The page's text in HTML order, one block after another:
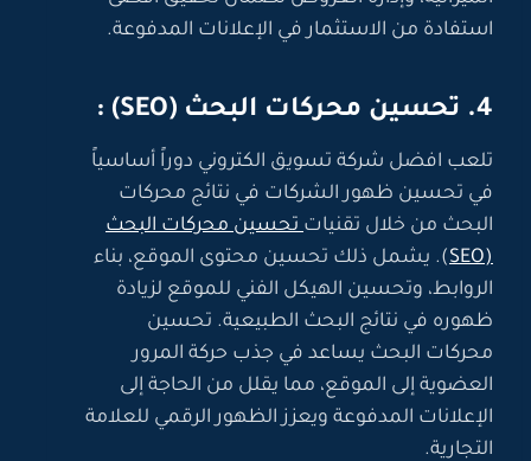
استفادة من الاستثمار في الإعلانات المدفوعة.
4. تحسين محركات البحث (SEO) :
تلعب افضل شركة تسويق الكتروني دوراً أساسياً
في تحسين ظهور الشركات في نتائج محركات
البحث من خلال تقنياتتحسين محركات البحث
(SEO
). يشمل ذلك تحسين محتوى الموقع، بناء
الروابط، وتحسين الهيكل الفني للموقع لزيادة
ظهوره في نتائج البحث الطبيعية. تحسين
محركات البحث يساعد في جذب حركة المرور
العضوية إلى الموقع، مما يقلل من الحاجة إلى
الإعلانات المدفوعة ويعزز الظهور الرقمي للعلامة
التجارية.